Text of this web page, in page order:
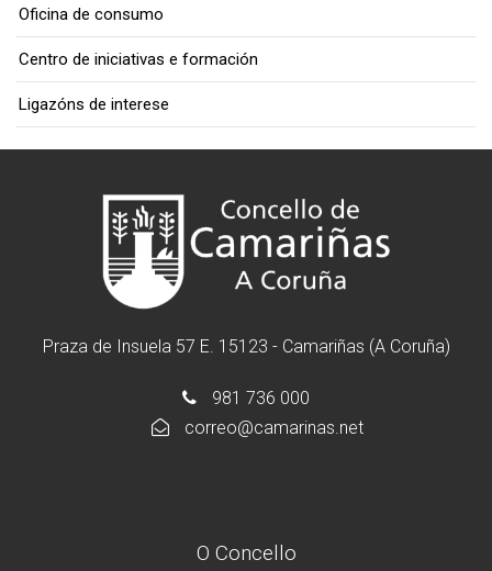
Oficina de consumo
Centro de iniciativas e formación
Ligazóns de interese
Praza de Insuela 57 E. 15123 - Camariñas (A Coruña)
981 736 000
correo@camarinas.net
O Concello